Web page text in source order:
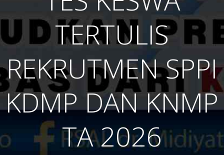
TERTULIS
REKRUTMEN SPPI
KDMP DAN KNMP
TA 2026